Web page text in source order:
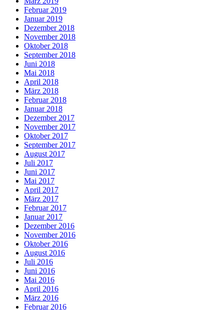
Februar 2019
Januar 2019
Dezember 2018
November 2018
Oktober 2018
September 2018
Juni 2018
Mai 2018
April 2018
März 2018
Februar 2018
Januar 2018
Dezember 2017
November 2017
Oktober 2017
September 2017
August 2017
Juli 2017
Juni 2017
Mai 2017
April 2017
März 2017
Februar 2017
Januar 2017
Dezember 2016
November 2016
Oktober 2016
August 2016
Juli 2016
Juni 2016
Mai 2016
April 2016
März 2016
Februar 2016